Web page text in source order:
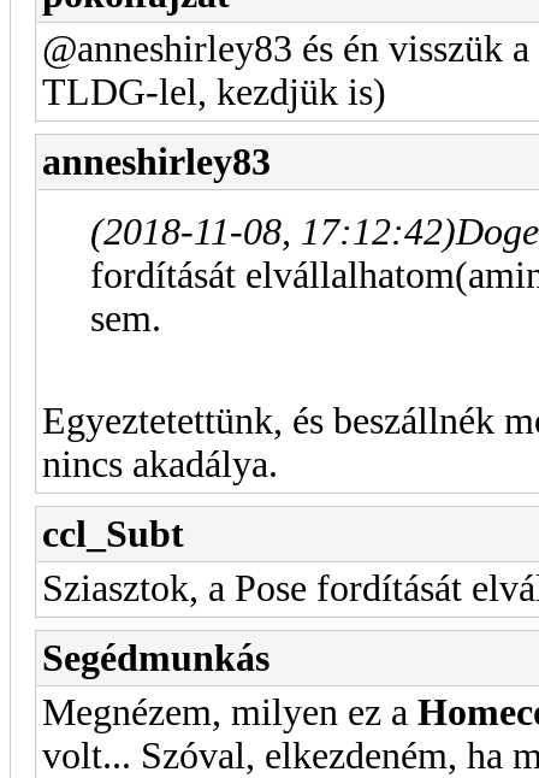
@anneshirley83 és én visszük a
TLDG-lel, kezdjük is)
anneshirley83
(2018-11-08, 17:12:42)
fordítását
sem.
Egyeztetettünk, és beszállnék
nincs akadálya.
ccl_Subt
Sziasztok, a Pose fordítását
Segédmunkás
Megnézem, milyen ez a
volt... Szóval, elkezdeném, ha